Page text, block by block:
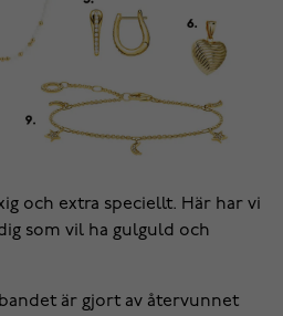
och extra speciellt. Här har vi
som vil ha gulguld och
är gjort av återvunnet